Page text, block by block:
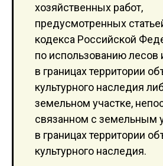
хозяйственных работ,
предусмотренных
кодекса Российской
по использованию лесов
в границах территории
культурного наследия
земельном участке,
связанном с земельным
в границах территории
культурного наследия.